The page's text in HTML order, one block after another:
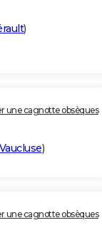
)
une cagnotte obsèques
)
une cagnotte obsèques